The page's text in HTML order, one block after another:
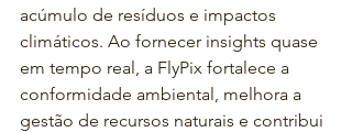
acúmulo de resíduos e impactos
climáticos. Ao fornecer insights quase
em tempo real, a FlyPix fortalece a
conformidade ambiental, melhora a
gestão de recursos naturais e contribui